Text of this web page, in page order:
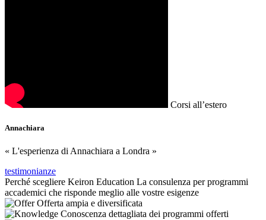
Corsi all’estero
Annachiara
« L'esperienza di Annachiara a Londra »
testimonianze
Perché scegliere Keiron Education La consulenza per programmi
accademici che risponde meglio alle vostre esigenze
Offerta ampia e diversificata
Conoscenza dettagliata dei programmi offerti